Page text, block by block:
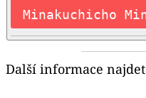
Minakuchicho
Další informace